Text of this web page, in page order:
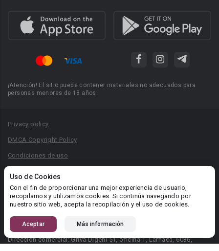
Uso de Cookies
Con el fin de proporcionar una mejor experiencia de usuario,
recopilamos y utilizamos cookies. Si continúa navegando por
nuestro sitio web, acepta la recopilación y el uso de cookies.
Aceptar Más información
¡Atención! El sitio puede contener materiales no adecuados para
personas menores de 18 años.
Privacy policy
DMCA Copyright Policy
Condiciones de uso
Reglas para la publicación de libros
Área RR.PP.: pr@booknet.com
© 2026 Booknet. Todos los derechos reservados.
Dirección comercial: Griva Digeni 51, oficina 1, Larnaca, 6036,